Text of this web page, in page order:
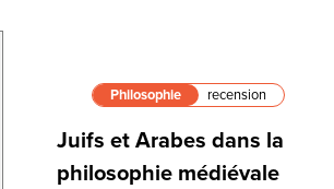
Philosophie recension
Juifs et Arabes dans la
philosophie médiévale